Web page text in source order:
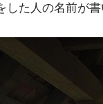
した人の名前が